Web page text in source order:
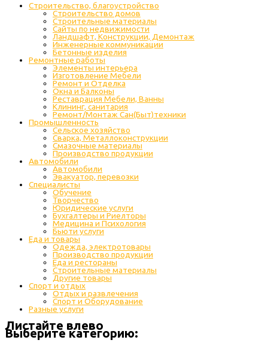
Строительство, благоустройство
Строительство домов
Строительные материалы
Сайты по недвижимости
Ландшафт, Конструкции, Демонтаж
Инженерные коммуникации
Бетонные изделия
Ремонтные работы
Элементы интерьера
Изготовление Мебели
Ремонт и Отделка
Окна и Балконы
Реставрация Мебели, Ванны
Клининг, санитария
Ремонт/Монтаж Сан(Быт)техники
Промышленность
Cельское хозяйство
Сварка, Металлоконструкции
Cмазочные материалы
Производство продукции
Автомобили
Автомобили
Эвакуатор, перевозки
Специалисты
Обучение
Творчество
Юридические услуги
Бухгалтеры и Риелторы
Медицина и Психология
Бьюти услуги
Еда и товары
Одежда, электротовары
Производство продукции
Еда и рестораны
Строительные материалы
Другие товары
Спорт и отдых
Отдых и развлечения
Спорт и Оборудование
Разные услуги
Листайте влево
Выберите категорию: